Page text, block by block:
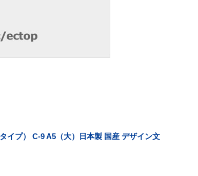
イプ） C-9 A5（大）日本製 国産 デザイン文